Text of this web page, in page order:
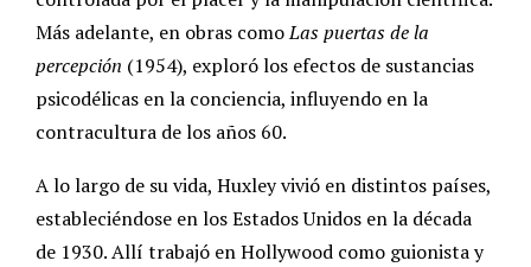
Más adelante, en obras comoLas puertas de la
percepción (1954), exploró los efectos de sustancias
psicodélicas en la conciencia, influyendo en la
contracultura de los años 60.
A lo largo de su vida, Huxley vivió en distintos países,
estableciéndose en los Estados Unidos en la década
de 1930. Allí trabajó en Hollywood como guionista y